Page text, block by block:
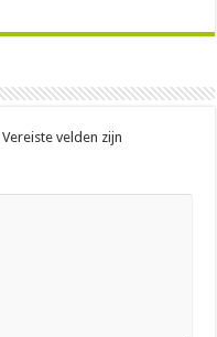
Vereiste velden zijn